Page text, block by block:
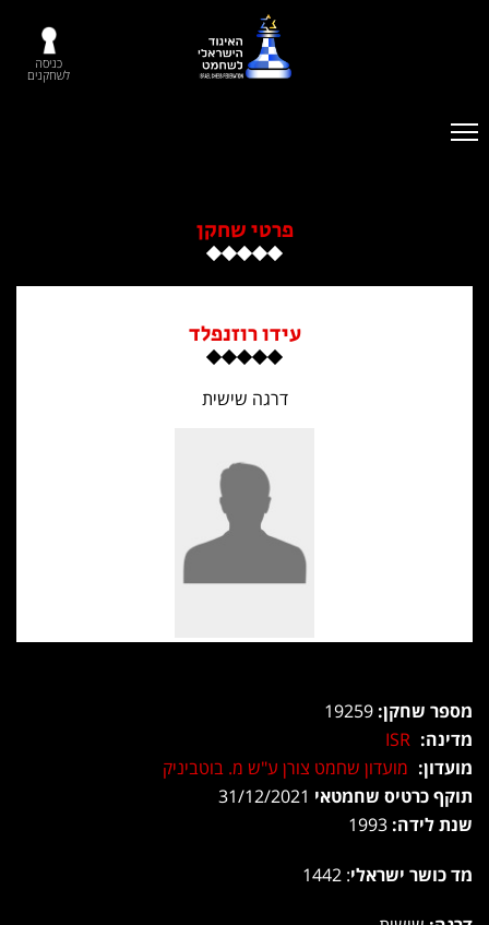
כניסה
לשחקנים
פרטי שחקן
עידו רוזנפלד
דרגה שישית
מספר שחקן:
מדינה: ISR
מועדון: מועדון שחמט צורן ע"ש מ. בוטביניק
תוקף כרטיס שחמטאי
שנת לידה:
מד כושר ישראלי: 1442